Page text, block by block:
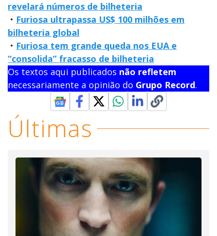
revelará números de bilheteria
• Furiosa ultrapassa US$ 100 milhões em
bilheteria global
• Furiosa tem grande queda nos EUA e
“consolida” fracasso de bilheteria
Os textos aqui publicados não refletem
necessariamente a opinião do Grupo Record.
Últimas